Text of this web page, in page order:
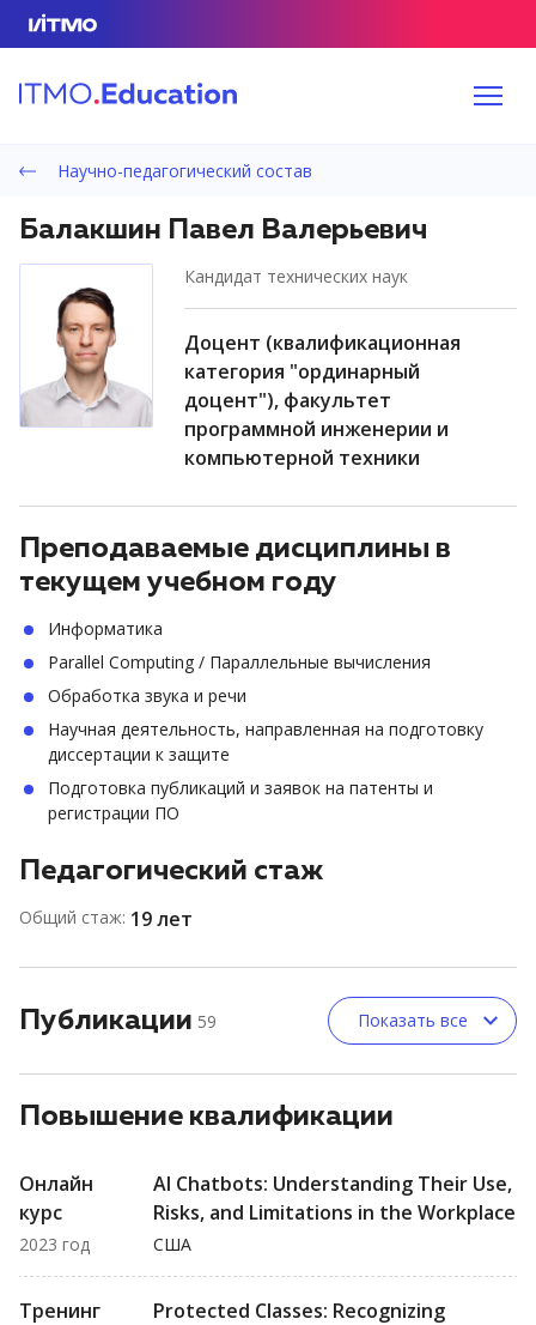
Научно-педагогический состав
Балакшин Павел Валерьевич
кандидат технических наук
доцент (квалификационная
категория "ординарный
доцент"), факультет
программной инженерии и
компьютерной техники
Преподаваемые дисциплины в
текущем учебном году
Информатика
Parallel Computing / Параллельные вычисления
Обработка звука и речи
Научная деятельность, направленная на подготовку
диссертации к защите
Подготовка публикаций и заявок на патенты и
регистрации ПО
Педагогический стаж
Общий стаж: 19 лет
Публикации 59 Показать все
Повышение квалификации
Онлайн
курс
2023 год
AI Chatbots: Understanding Their Use,
Risks, and Limitations in the Workplace
США
Тренинг
Protected Classes: Recognizing